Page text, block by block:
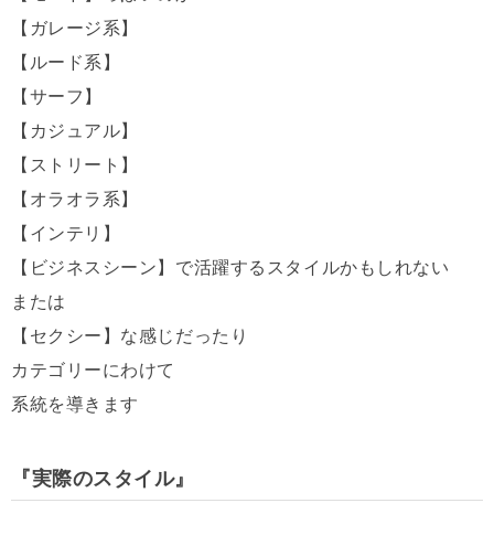
【ガレージ系】
【ルード系】
【サーフ】
【カジュアル】
【ストリート】
【オラオラ系】
【インテリ】
【ビジネスシーン】で活躍するスタイルかもしれない
または
【セクシー】な感じだったり
カテゴリーにわけて
系統を導きます
『実際のスタイル』